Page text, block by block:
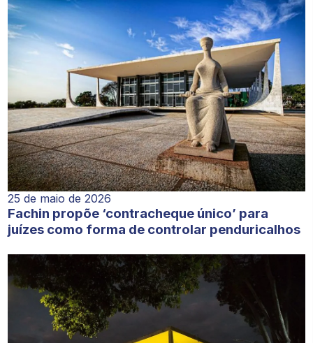
25 de maio de 2026
Fachin propõe ‘contracheque único’ para
juízes como forma de controlar penduricalhos